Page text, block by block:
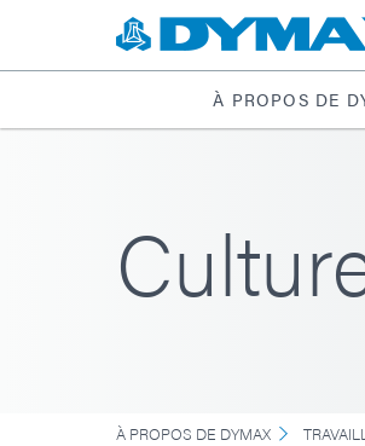
À PROPOS DE
À PROPOS DE DYMAX